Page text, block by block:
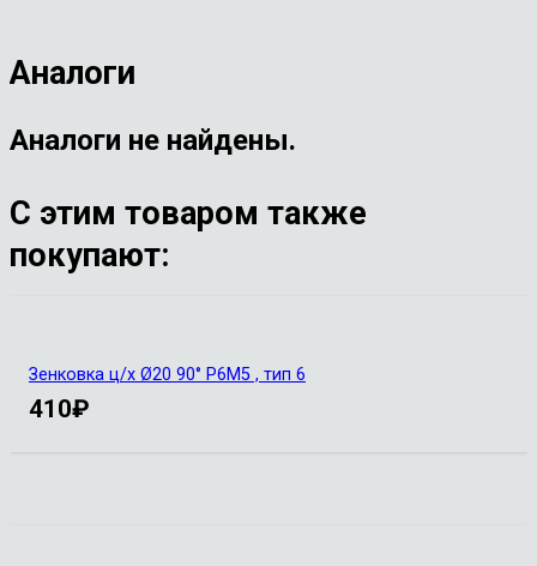
Аналоги
Аналоги не найдены.
С этим товаром также
покупают:
Зенковка ц/х Ø20 90° Р6М5 , тип 6
410₽